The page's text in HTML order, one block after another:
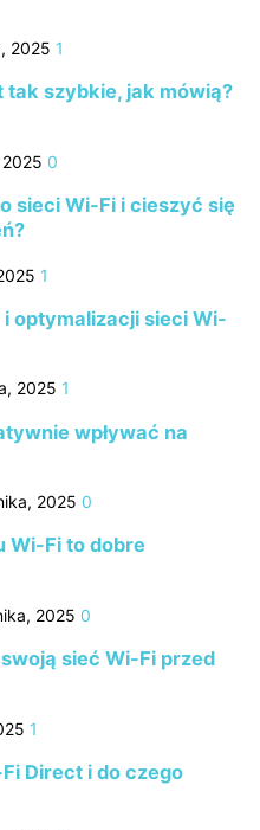
2025 1
tak szybkie, jak mówią?
0
sieci Wi-Fi i cieszyć się
1
optymalizacji sieci Wi-
2025 1
wpływać na
2025 0
Wi-Fi to dobre
2025 0
sieć Wi-Fi przed
1
Direct i do czego